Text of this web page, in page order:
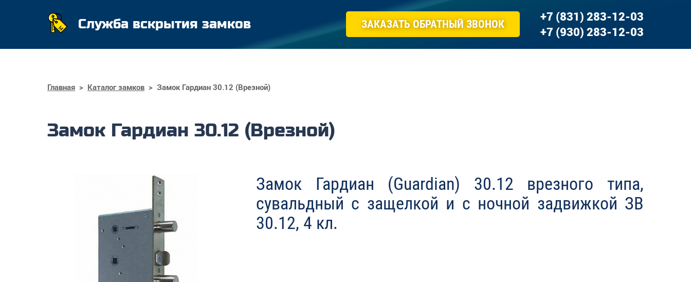
Главная > Каталог замков > Замок Гардиан 30.12 (Врезной)
Замок Гардиан 30.12 (Врезной)
Замок Гардиан (Guardian) 30.12 врезного типа,
сувальдный с защелкой и с ночной задвижкой ЗВ
30.12, 4 кл.
Служба вскрытия замков ЗАКАЗАТЬ ОБРАТНЫЙ ЗВОНОК
+7 (831) 283-12-03
+7 (930) 283-12-03